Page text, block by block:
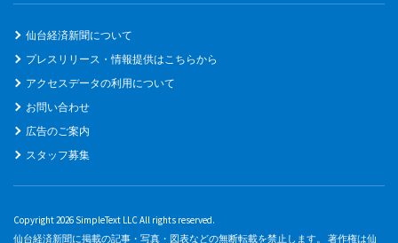
仙台経済新聞について
プレスリリース・情報提供はこちらから
アクセスデータの利用について
お問い合わせ
広告のご案内
スタッフ募集
Copyright 2026 SimpleText LLC All rights reserved.
仙台経済新聞に掲載の記事・写真・図表などの無断転載を禁止します。 著作権は仙